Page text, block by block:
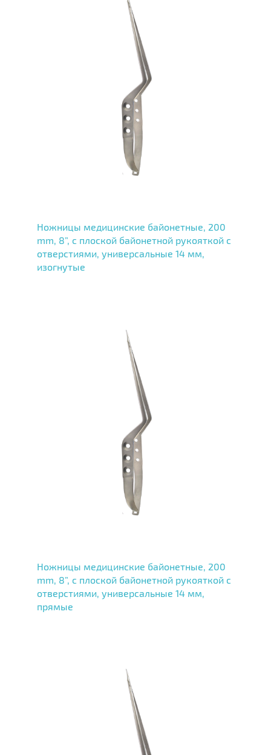
Ножницы медицинские байонетные, 200
mm, 8”, с плоской байонетной рукояткой с
отверстиями, универсальные 14 мм,
изогнутые
Ножницы медицинские байонетные, 200
mm, 8”, с плоской байонетной рукояткой с
отверстиями, универсальные 14 мм,
прямые